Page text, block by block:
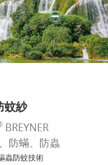
蚊紗
BREYNER
防蟎、防蟲
蟲防蚊技術